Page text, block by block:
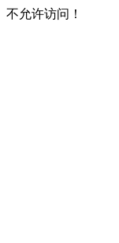
不允许访问！